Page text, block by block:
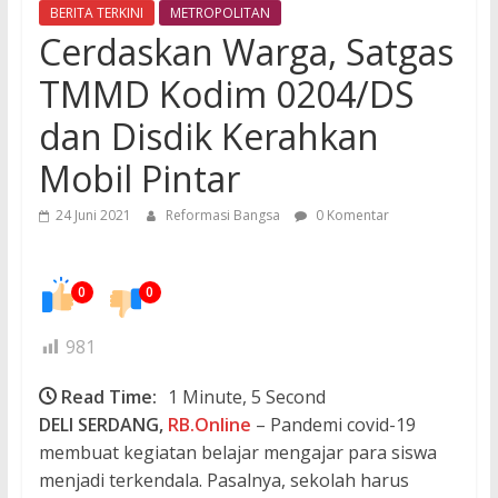
BERITA TERKINI METROPOLITAN
Cerdaskan Warga, Satgas
TMMD Kodim 0204/DS
dan Disdik Kerahkan
Mobil Pintar
24 Juni 2021 Reformasi Bangsa 0 Komentar
0 0
981
Read Time: 1 Minute, 5 Second
DELI SERDANG, RB.Online – Pandemi covid-19
membuat kegiatan belajar mengajar para siswa
menjadi terkendala. Pasalnya, sekolah harus